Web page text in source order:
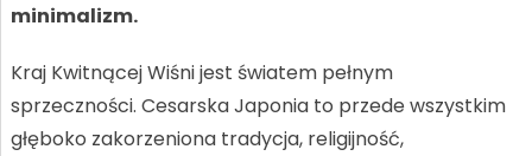
minimalizm.
Kraj Kwitnącej Wiśni jest światem pełnym
sprzeczności. Cesarska Japonia to przede wszystkim
głęboko zakorzeniona tradycja, religijność,